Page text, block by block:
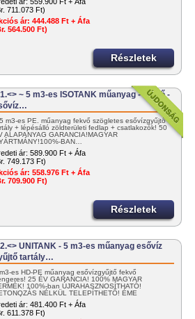
711.073 Ft)
ár: 444.488 Ft + Áfa
564.500 Ft)
Részletek
~ 5 m3-es ISOTANK műanyag - fekvő -
m3-es PE. műanyag fekvő szögletes esővízgyűjtő
+ lépésálló zöldterületi fedlap + csatlakozók! 50
ALAPANYAG GARANCIA!MAGYAR
BAN…
ár: 589.900 Ft + Áfa
749.173 Ft)
ár: 558.976 Ft + Áfa
709.900 Ft)
Részletek
UNITANK - 5 m3-es műanyag esővíz
tartály…
es HD-PE műanyag esővízgyűjtő fekvő
25 ÉV GARANCIA! 100% MAGYAR
100%-ban ÚJRAHASZNOSÍTHATÓ!
NÉLKÜL TELEPÍTHETŐ! ÉME
…
ár: 481.400 Ft + Áfa
611.378 Ft)